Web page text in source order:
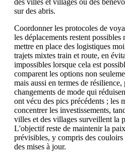
des villes et villages où des
sur des abris.
Coordonner les protocoles de
les déplacements restent possibles
mettre en place des logistiques
trajets mixtes train et route, en
impossibles lorsque cela est
comparent les options non
mais aussi en termes de
changements de mode qui
ont vécu des pics précédents ; les
concentrer les investissements,
villes et des villages surveillent la
L'objectif reste de maintenir la
prévisibles, y compris des
des mises à jour.